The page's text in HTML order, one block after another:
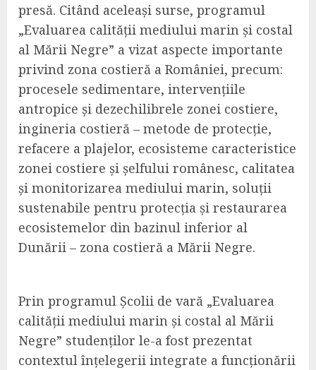
presă. Citând aceleași surse, programul
„Evaluarea calității mediului marin și costal
al Mării Negre” a vizat aspecte importante
privind zona costieră a României, precum:
procesele sedimentare, intervențiile
antropice și dezechilibrele zonei costiere,
ingineria costieră – metode de protecție,
refacere a plajelor, ecosisteme caracteristice
zonei costiere și șelfului românesc, calitatea
și monitorizarea mediului marin, soluții
sustenabile pentru protecția și restaurarea
ecosistemelor din bazinul inferior al
Dunării – zona costieră a Mării Negre.
Prin programul Școlii de vară „Evaluarea
calității mediului marin și costal al Mării
Negre” studenților le-a fost prezentat
contextul înțelegerii integrate a funcționării